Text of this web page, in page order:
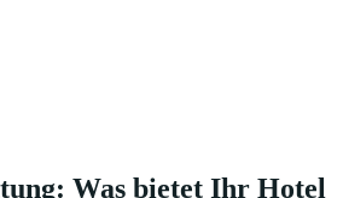
Was bietet Ihr Hotel